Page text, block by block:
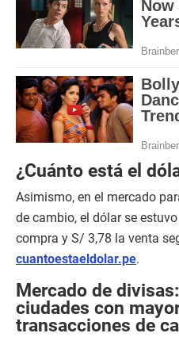
¿Cuánto está el
Asimismo, en el mercado
de cambio, el dólar se
compra y S/ 3,78 la venta
cuantoestaeldolar.pe.
Mercado de
ciudades con
transacciones de